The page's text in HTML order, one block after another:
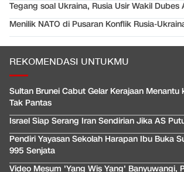
Tegang soal Ukraina, Rusia Usir Wakil Dubes
Menilik NATO di Pusaran Konflik Rusia-
REKOMENDASI UNTUKMU
Sultan Brunei Cabut Gelar Kerajaan Menantu
Tak Pantas
Israel Siap Serang Iran Sendirian Jika AS
Pendiri Yayasan Sekolah Harapan Ibu Buka
995 Senjata
Video Mesum 'Yang Wis Yang' Banyuwangi,